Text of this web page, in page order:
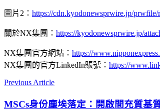
圖片2： https://cdn.kyodonewsprwire.jp/
關於NX集團： https://kyodonewsprwire.jp/
NX集團官方網站： https://
NX集團的官方LinkedIn賬號： https://
Previous Article
MSCs身份塵埃落定：開啟間充質基